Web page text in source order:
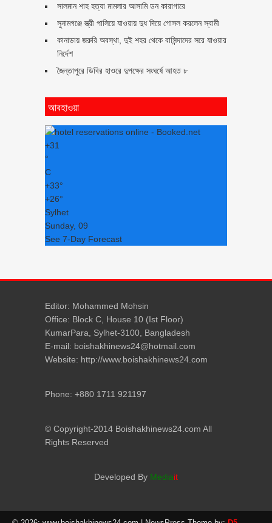
সালমান শাহ হত্যা মামলার আসামি ডন কারাগারে
সুনামগঞ্জে স্ত্রী পালিয়ে যাওয়ায় দুধ দিয়ে গোসল করলেন স্বামী
কানাডায় জরুরি অবস্থা, দুই শহর থেকে বাসিন্দাদের সরে যাওয়ার
নির্দেশ
জৈন্তাপুরে ডিবির হাওরে দুপক্ষের সংঘর্ষে আহত ৮
আবহাওয়া
+31
°
C
+33°
+26°
Sylhet
Sunday, 09
See 7-Day Forecast
Editor: Mohammed Mohsin
Office: Block C, House 10 (Ist Floor)
KumarPara, Sylhet-3100, Bangladesh
E-mail: boishakhinews24@hotmail.com
Website: http://www.boishakhinews24.com
Phone: +880 1711 921197
© Copyright-2014 Boishakhinews24.com All
Rights Reserved
Developed By Mediait